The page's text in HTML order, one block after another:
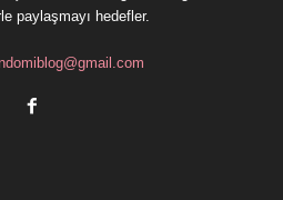
paylaşmayı hedefler.